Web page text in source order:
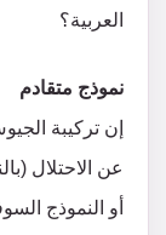
العربية؟
نموذج متقادم
إن تركيبة
عن الاحتلال
أو النموذج